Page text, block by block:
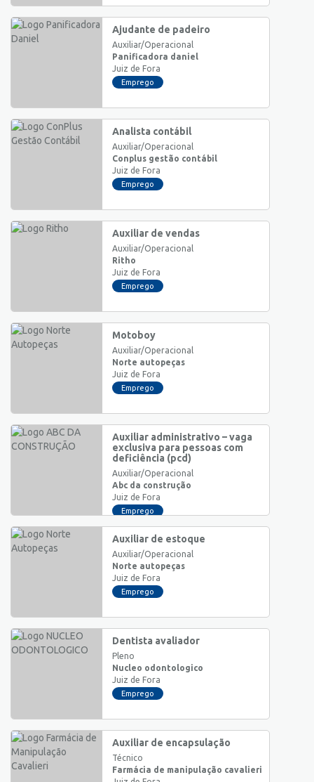
Ajudante de padeiro
Auxiliar/Operacional
Panificadora daniel
Juiz de Fora
Emprego
Analista contábil
Auxiliar/Operacional
Conplus gestão contábil
Juiz de Fora
Emprego
Auxiliar de vendas
Auxiliar/Operacional
Ritho
Juiz de Fora
Emprego
Motoboy
Auxiliar/Operacional
Norte autopeças
Juiz de Fora
Emprego
Auxiliar administrativo – vaga
exclusiva para pessoas com
deficiência (pcd)
Auxiliar/Operacional
Abc da construção
Juiz de Fora
Emprego
Auxiliar de estoque
Auxiliar/Operacional
Norte autopeças
Juiz de Fora
Emprego
Dentista avaliador
Pleno
Nucleo odontologico
Juiz de Fora
Emprego
Auxiliar de encapsulação
Técnico
Farmácia de manipulação cavalieri